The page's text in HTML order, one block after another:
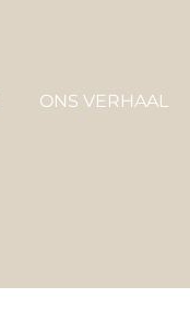
ONS VERHAAL